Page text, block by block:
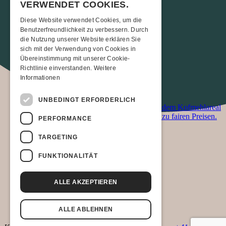
Übernachten
Hotel Kreuz Solothurn
Hotel Astoria Solothurn
H4 Hotel
Ab 19:00 Uhr verwöhnt ein Foodtruck auf dem Kofmehlareal
die Gäste mit einem breiten Essensangebot zu fairen Preisen.
Links & Partner
Facebook-Event
Stefanie Heinzmann
Jake Isaac
Sam Gruber
artistpool
SRF 3
VERWENDET COOKIES.
Diese Website verwendet Cookies, um die
Benutzerfreundlichkeit zu verbessern. Durch
die Nutzung unserer Website erklären Sie
sich mit der Verwendung von Cookies in
Übereinstimmung mit unserer Cookie-
Richtlinie einverstanden. Weitere
Informationen
UNBEDINGT ERFORDERLICH
PERFORMANCE
TARGETING
FUNKTIONALITÄT
ALLE AKZEPTIEREN
ALLE ABLEHNEN